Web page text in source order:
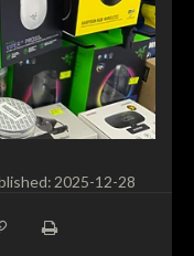
2025-12-28